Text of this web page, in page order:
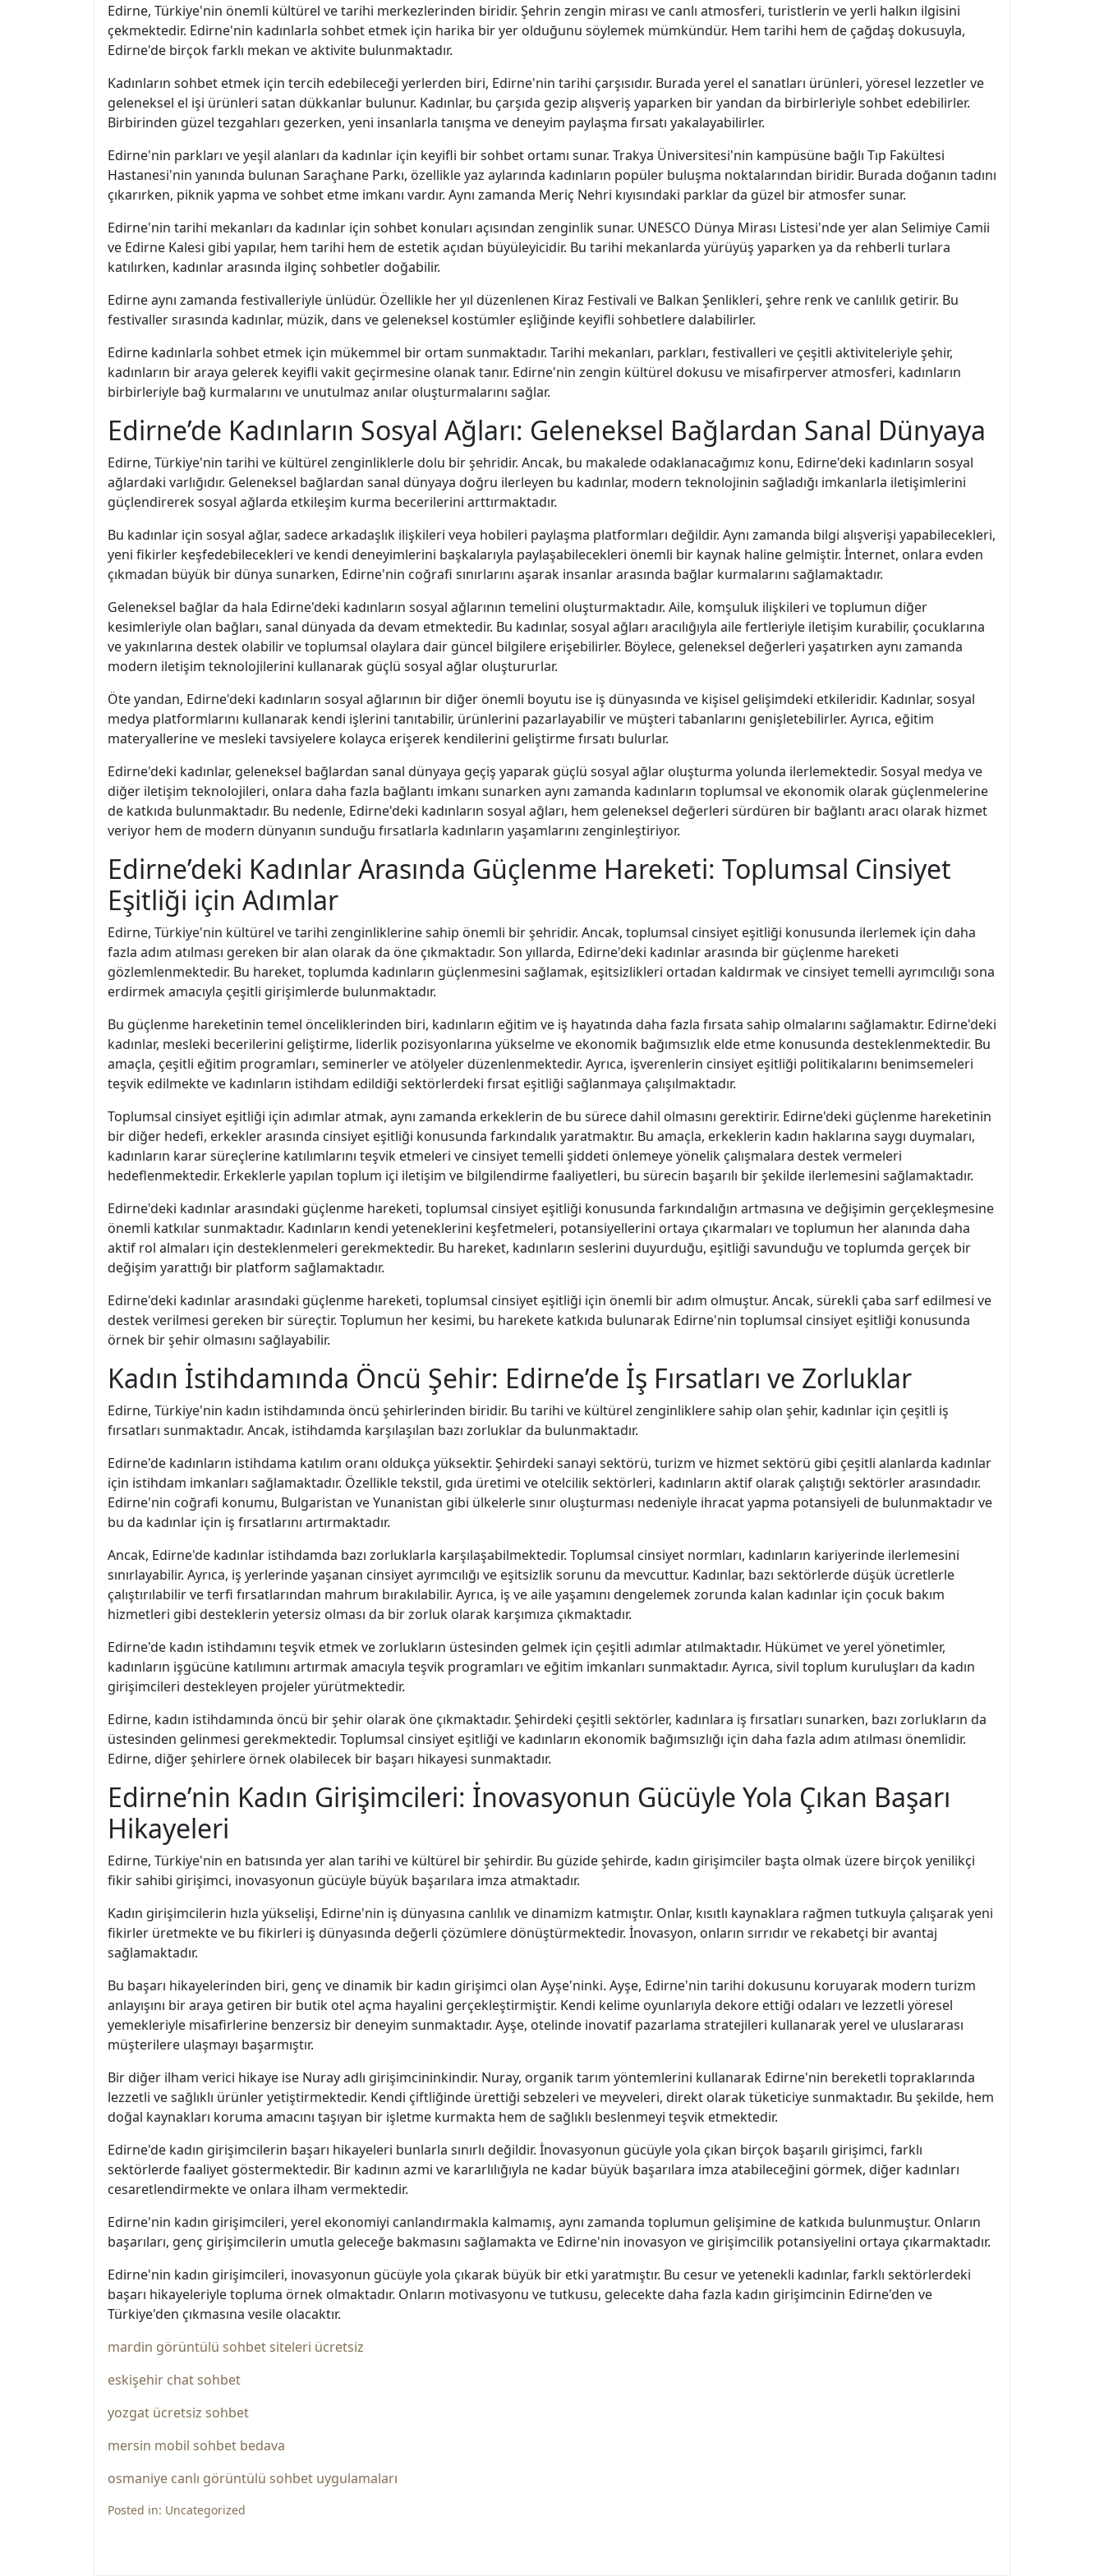
Edirne, Türkiye'nin önemli kültürel ve tarihi merkezlerinden biridir. Şehrin zengin mirası ve canlı atmosferi, turistlerin ve yerli halkın ilgisini
çekmektedir. Edirne'nin kadınlarla sohbet etmek için harika bir yer olduğunu söylemek mümkündür. Hem tarihi hem de çağdaş dokusuyla,
Edirne'de birçok farklı mekan ve aktivite bulunmaktadır.
Kadınların sohbet etmek için tercih edebileceği yerlerden biri, Edirne'nin tarihi çarşısıdır. Burada yerel el sanatları ürünleri, yöresel lezzetler ve
geleneksel el işi ürünleri satan dükkanlar bulunur. Kadınlar, bu çarşıda gezip alışveriş yaparken bir yandan da birbirleriyle sohbet edebilirler.
Birbirinden güzel tezgahları gezerken, yeni insanlarla tanışma ve deneyim paylaşma fırsatı yakalayabilirler.
Edirne'nin parkları ve yeşil alanları da kadınlar için keyifli bir sohbet ortamı sunar. Trakya Üniversitesi'nin kampüsüne bağlı Tıp Fakültesi
Hastanesi'nin yanında bulunan Saraçhane Parkı, özellikle yaz aylarında kadınların popüler buluşma noktalarından biridir. Burada doğanın tadını
çıkarırken, piknik yapma ve sohbet etme imkanı vardır. Aynı zamanda Meriç Nehri kıyısındaki parklar da güzel bir atmosfer sunar.
Edirne'nin tarihi mekanları da kadınlar için sohbet konuları açısından zenginlik sunar. UNESCO Dünya Mirası Listesi'nde yer alan Selimiye Camii
ve Edirne Kalesi gibi yapılar, hem tarihi hem de estetik açıdan büyüleyicidir. Bu tarihi mekanlarda yürüyüş yaparken ya da rehberli turlara
katılırken, kadınlar arasında ilginç sohbetler doğabilir.
Edirne aynı zamanda festivalleriyle ünlüdür. Özellikle her yıl düzenlenen Kiraz Festivali ve Balkan Şenlikleri, şehre renk ve canlılık getirir. Bu
festivaller sırasında kadınlar, müzik, dans ve geleneksel kostümler eşliğinde keyifli sohbetlere dalabilirler.
Edirne kadınlarla sohbet etmek için mükemmel bir ortam sunmaktadır. Tarihi mekanları, parkları, festivalleri ve çeşitli aktiviteleriyle şehir,
kadınların bir araya gelerek keyifli vakit geçirmesine olanak tanır. Edirne'nin zengin kültürel dokusu ve misafirperver atmosferi, kadınların
birbirleriyle bağ kurmalarını ve unutulmaz anılar oluşturmalarını sağlar.
Edirne’de Kadınların Sosyal Ağları: Geleneksel Bağlardan Sanal Dünyaya
Edirne, Türkiye'nin tarihi ve kültürel zenginliklerle dolu bir şehridir. Ancak, bu makalede odaklanacağımız konu, Edirne'deki kadınların sosyal
ağlardaki varlığıdır. Geleneksel bağlardan sanal dünyaya doğru ilerleyen bu kadınlar, modern teknolojinin sağladığı imkanlarla iletişimlerini
güçlendirerek sosyal ağlarda etkileşim kurma becerilerini arttırmaktadır.
Bu kadınlar için sosyal ağlar, sadece arkadaşlık ilişkileri veya hobileri paylaşma platformları değildir. Aynı zamanda bilgi alışverişi yapabilecekleri,
yeni fikirler keşfedebilecekleri ve kendi deneyimlerini başkalarıyla paylaşabilecekleri önemli bir kaynak haline gelmiştir. İnternet, onlara evden
çıkmadan büyük bir dünya sunarken, Edirne'nin coğrafi sınırlarını aşarak insanlar arasında bağlar kurmalarını sağlamaktadır.
Geleneksel bağlar da hala Edirne'deki kadınların sosyal ağlarının temelini oluşturmaktadır. Aile, komşuluk ilişkileri ve toplumun diğer
kesimleriyle olan bağları, sanal dünyada da devam etmektedir. Bu kadınlar, sosyal ağları aracılığıyla aile fertleriyle iletişim kurabilir, çocuklarına
ve yakınlarına destek olabilir ve toplumsal olaylara dair güncel bilgilere erişebilirler. Böylece, geleneksel değerleri yaşatırken aynı zamanda
modern iletişim teknolojilerini kullanarak güçlü sosyal ağlar oluştururlar.
Öte yandan, Edirne'deki kadınların sosyal ağlarının bir diğer önemli boyutu ise iş dünyasında ve kişisel gelişimdeki etkileridir. Kadınlar, sosyal
medya platformlarını kullanarak kendi işlerini tanıtabilir, ürünlerini pazarlayabilir ve müşteri tabanlarını genişletebilirler. Ayrıca, eğitim
materyallerine ve mesleki tavsiyelere kolayca erişerek kendilerini geliştirme fırsatı bulurlar.
Edirne'deki kadınlar, geleneksel bağlardan sanal dünyaya geçiş yaparak güçlü sosyal ağlar oluşturma yolunda ilerlemektedir. Sosyal medya ve
diğer iletişim teknolojileri, onlara daha fazla bağlantı imkanı sunarken aynı zamanda kadınların toplumsal ve ekonomik olarak güçlenmelerine
de katkıda bulunmaktadır. Bu nedenle, Edirne'deki kadınların sosyal ağları, hem geleneksel değerleri sürdüren bir bağlantı aracı olarak hizmet
veriyor hem de modern dünyanın sunduğu fırsatlarla kadınların yaşamlarını zenginleştiriyor.
Edirne’deki Kadınlar Arasında Güçlenme Hareketi: Toplumsal Cinsiyet
Eşitliği için Adımlar
Edirne, Türkiye'nin kültürel ve tarihi zenginliklerine sahip önemli bir şehridir. Ancak, toplumsal cinsiyet eşitliği konusunda ilerlemek için daha
fazla adım atılması gereken bir alan olarak da öne çıkmaktadır. Son yıllarda, Edirne'deki kadınlar arasında bir güçlenme hareketi
gözlemlenmektedir. Bu hareket, toplumda kadınların güçlenmesini sağlamak, eşitsizlikleri ortadan kaldırmak ve cinsiyet temelli ayrımcılığı sona
erdirmek amacıyla çeşitli girişimlerde bulunmaktadır.
Bu güçlenme hareketinin temel önceliklerinden biri, kadınların eğitim ve iş hayatında daha fazla fırsata sahip olmalarını sağlamaktır. Edirne'deki
kadınlar, mesleki becerilerini geliştirme, liderlik pozisyonlarına yükselme ve ekonomik bağımsızlık elde etme konusunda desteklenmektedir. Bu
amaçla, çeşitli eğitim programları, seminerler ve atölyeler düzenlenmektedir. Ayrıca, işverenlerin cinsiyet eşitliği politikalarını benimsemeleri
teşvik edilmekte ve kadınların istihdam edildiği sektörlerdeki fırsat eşitliği sağlanmaya çalışılmaktadır.
Toplumsal cinsiyet eşitliği için adımlar atmak, aynı zamanda erkeklerin de bu sürece dahil olmasını gerektirir. Edirne'deki güçlenme hareketinin
bir diğer hedefi, erkekler arasında cinsiyet eşitliği konusunda farkındalık yaratmaktır. Bu amaçla, erkeklerin kadın haklarına saygı duymaları,
kadınların karar süreçlerine katılımlarını teşvik etmeleri ve cinsiyet temelli şiddeti önlemeye yönelik çalışmalara destek vermeleri
hedeflenmektedir. Erkeklerle yapılan toplum içi iletişim ve bilgilendirme faaliyetleri, bu sürecin başarılı bir şekilde ilerlemesini sağlamaktadır.
Edirne'deki kadınlar arasındaki güçlenme hareketi, toplumsal cinsiyet eşitliği konusunda farkındalığın artmasına ve değişimin gerçekleşmesine
önemli katkılar sunmaktadır. Kadınların kendi yeteneklerini keşfetmeleri, potansiyellerini ortaya çıkarmaları ve toplumun her alanında daha
aktif rol almaları için desteklenmeleri gerekmektedir. Bu hareket, kadınların seslerini duyurduğu, eşitliği savunduğu ve toplumda gerçek bir
değişim yarattığı bir platform sağlamaktadır.
Edirne'deki kadınlar arasındaki güçlenme hareketi, toplumsal cinsiyet eşitliği için önemli bir adım olmuştur. Ancak, sürekli çaba sarf edilmesi ve
destek verilmesi gereken bir süreçtir. Toplumun her kesimi, bu harekete katkıda bulunarak Edirne'nin toplumsal cinsiyet eşitliği konusunda
örnek bir şehir olmasını sağlayabilir.
Kadın İstihdamında Öncü Şehir: Edirne’de İş Fırsatları ve Zorluklar
Edirne, Türkiye'nin kadın istihdamında öncü şehirlerinden biridir. Bu tarihi ve kültürel zenginliklere sahip olan şehir, kadınlar için çeşitli iş
fırsatları sunmaktadır. Ancak, istihdamda karşılaşılan bazı zorluklar da bulunmaktadır.
Edirne'de kadınların istihdama katılım oranı oldukça yüksektir. Şehirdeki sanayi sektörü, turizm ve hizmet sektörü gibi çeşitli alanlarda kadınlar
için istihdam imkanları sağlamaktadır. Özellikle tekstil, gıda üretimi ve otelcilik sektörleri, kadınların aktif olarak çalıştığı sektörler arasındadır.
Edirne'nin coğrafi konumu, Bulgaristan ve Yunanistan gibi ülkelerle sınır oluşturması nedeniyle ihracat yapma potansiyeli de bulunmaktadır ve
bu da kadınlar için iş fırsatlarını artırmaktadır.
Ancak, Edirne'de kadınlar istihdamda bazı zorluklarla karşılaşabilmektedir. Toplumsal cinsiyet normları, kadınların kariyerinde ilerlemesini
sınırlayabilir. Ayrıca, iş yerlerinde yaşanan cinsiyet ayrımcılığı ve eşitsizlik sorunu da mevcuttur. Kadınlar, bazı sektörlerde düşük ücretlerle
çalıştırılabilir ve terfi fırsatlarından mahrum bırakılabilir. Ayrıca, iş ve aile yaşamını dengelemek zorunda kalan kadınlar için çocuk bakım
hizmetleri gibi desteklerin yetersiz olması da bir zorluk olarak karşımıza çıkmaktadır.
Edirne'de kadın istihdamını teşvik etmek ve zorlukların üstesinden gelmek için çeşitli adımlar atılmaktadır. Hükümet ve yerel yönetimler,
kadınların işgücüne katılımını artırmak amacıyla teşvik programları ve eğitim imkanları sunmaktadır. Ayrıca, sivil toplum kuruluşları da kadın
girişimcileri destekleyen projeler yürütmektedir.
Edirne, kadın istihdamında öncü bir şehir olarak öne çıkmaktadır. Şehirdeki çeşitli sektörler, kadınlara iş fırsatları sunarken, bazı zorlukların da
üstesinden gelinmesi gerekmektedir. Toplumsal cinsiyet eşitliği ve kadınların ekonomik bağımsızlığı için daha fazla adım atılması önemlidir.
Edirne, diğer şehirlere örnek olabilecek bir başarı hikayesi sunmaktadır.
Edirne’nin Kadın Girişimcileri: İnovasyonun Gücüyle Yola Çıkan Başarı
Hikayeleri
Edirne, Türkiye'nin en batısında yer alan tarihi ve kültürel bir şehirdir. Bu güzide şehirde, kadın girişimciler başta olmak üzere birçok yenilikçi
fikir sahibi girişimci, inovasyonun gücüyle büyük başarılara imza atmaktadır.
Kadın girişimcilerin hızla yükselişi, Edirne'nin iş dünyasına canlılık ve dinamizm katmıştır. Onlar, kısıtlı kaynaklara rağmen tutkuyla çalışarak yeni
fikirler üretmekte ve bu fikirleri iş dünyasında değerli çözümlere dönüştürmektedir. İnovasyon, onların sırrıdır ve rekabetçi bir avantaj
sağlamaktadır.
Bu başarı hikayelerinden biri, genç ve dinamik bir kadın girişimci olan Ayşe'ninki. Ayşe, Edirne'nin tarihi dokusunu koruyarak modern turizm
anlayışını bir araya getiren bir butik otel açma hayalini gerçekleştirmiştir. Kendi kelime oyunlarıyla dekore ettiği odaları ve lezzetli yöresel
yemekleriyle misafirlerine benzersiz bir deneyim sunmaktadır. Ayşe, otelinde inovatif pazarlama stratejileri kullanarak yerel ve uluslararası
müşterilere ulaşmayı başarmıştır.
Bir diğer ilham verici hikaye ise Nuray adlı girişimcininkindir. Nuray, organik tarım yöntemlerini kullanarak Edirne'nin bereketli topraklarında
lezzetli ve sağlıklı ürünler yetiştirmektedir. Kendi çiftliğinde ürettiği sebzeleri ve meyveleri, direkt olarak tüketiciye sunmaktadır. Bu şekilde, hem
doğal kaynakları koruma amacını taşıyan bir işletme kurmakta hem de sağlıklı beslenmeyi teşvik etmektedir.
Edirne'de kadın girişimcilerin başarı hikayeleri bunlarla sınırlı değildir. İnovasyonun gücüyle yola çıkan birçok başarılı girişimci, farklı
sektörlerde faaliyet göstermektedir. Bir kadının azmi ve kararlılığıyla ne kadar büyük başarılara imza atabileceğini görmek, diğer kadınları
cesaretlendirmekte ve onlara ilham vermektedir.
Edirne'nin kadın girişimcileri, yerel ekonomiyi canlandırmakla kalmamış, aynı zamanda toplumun gelişimine de katkıda bulunmuştur. Onların
başarıları, genç girişimcilerin umutla geleceğe bakmasını sağlamakta ve Edirne'nin inovasyon ve girişimcilik potansiyelini ortaya çıkarmaktadır.
Edirne'nin kadın girişimcileri, inovasyonun gücüyle yola çıkarak büyük bir etki yaratmıştır. Bu cesur ve yetenekli kadınlar, farklı sektörlerdeki
başarı hikayeleriyle topluma örnek olmaktadır. Onların motivasyonu ve tutkusu, gelecekte daha fazla kadın girişimcinin Edirne'den ve
Türkiye'den çıkmasına vesile olacaktır.
mardin görüntülü sohbet siteleri ücretsiz
eskişehir chat sohbet
yozgat ücretsiz sohbet
mersin mobil sohbet bedava
osmaniye canlı görüntülü sohbet uygulamaları
Posted in: Uncategorized